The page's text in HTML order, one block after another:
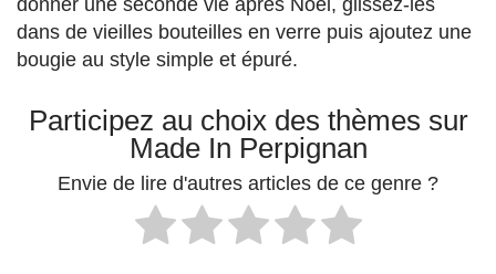
donner une seconde vie après Noël, glissez-les
dans de vieilles bouteilles en verre puis ajoutez une
bougie au style simple et épuré.
Participez au choix des thèmes sur
Made In Perpignan
Envie de lire d'autres articles de ce genre ?